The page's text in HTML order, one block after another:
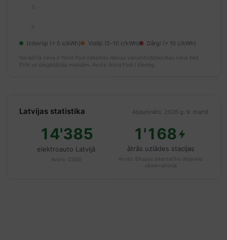
0
5
Izdevīgi (< 5 c/kWh) Vidēji (5–10 c/kWh) Dārgi (> 10 c/kWh)
Norādītā cena ir Nord Pool nākamās dienas vairumtirdzniecības cena bez
PVN un piegādātāja maksām.
Avots: Nord Pool / Elering
Latvijas statistika Atjaunināts: 2026.g. 9. martā
14'385
elektroauto Latvijā
Avots: CSDD
1'168
ātrās uzlādes stacijas
Avots: Eiropas alternatīvo degvielu
observatorija